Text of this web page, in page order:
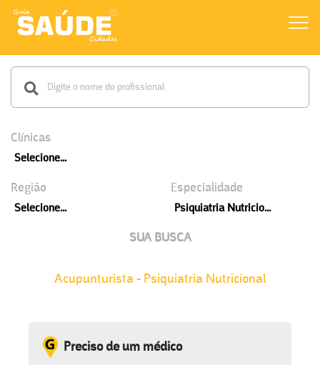
Clínicas
Selecione...
Região
Selecione...
Especialidade
Psiquiatria Nutricio...
SUA BUSCA
Acupunturista - Psiquiatria Nutricional
Preciso de um médico